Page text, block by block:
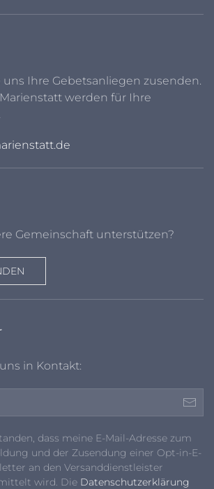
uns Ihre Gebetsanliegen zusenden.
werden für Ihre
Gemeinschaft unterstützen?
in Kontakt:
dass meine E-Mail-Adresse zum
und der Zusendung einer Opt-in-E-
an den Versanddienstleister
wird. Die Datenschutzerklärung